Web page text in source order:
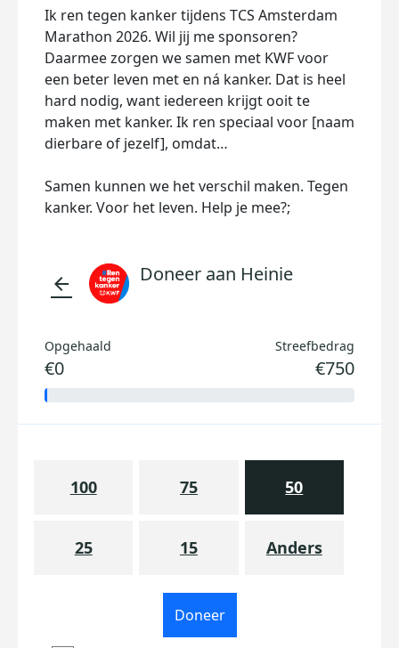
Ik ren tegen kanker tijdens TCS Amsterdam
Marathon 2026. Wil jij me sponsoren?
Daarmee zorgen we samen met KWF voor
een beter leven met en ná kanker. Dat is heel
hard nodig, want iedereen krijgt ooit te
maken met kanker. Ik ren speciaal voor [naam
dierbare of jezelf], omdat…
Samen kunnen we het verschil maken. Tegen
kanker. Voor het leven. Help je mee?;
arrow_back Doneer aan Heinie
Opgehaald
€0
Streefbedrag
€750
100 75 50
25 15 Anders
Doneer